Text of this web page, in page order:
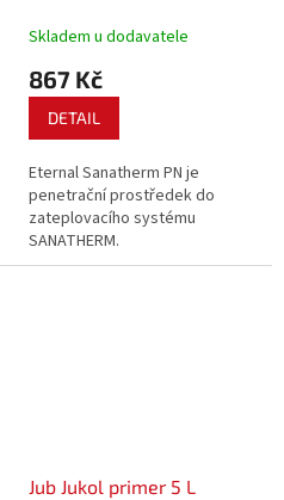
Skladem u dodavatele
867 Kč
DETAIL
Eternal Sanatherm PN je
penetrační prostředek do
zateplovacího systému
SANATHERM.
Jub Jukol primer 5 L